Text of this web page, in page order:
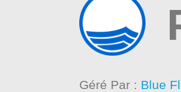
Géré Par : Blue